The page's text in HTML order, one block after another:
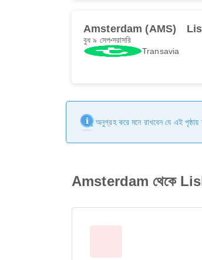
Amsterdam (AMS)
বুধ ৯ সেপসরাসরি
Transavia
অনুগ্রহ করে মনে রাখবেন যে এই
Amsterdam থেকে